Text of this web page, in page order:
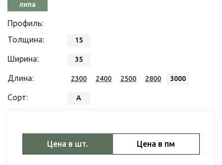
липа
Профиль:
Толщина:
15
Ширина: 35
Длина: 2300 2400 2500 2800 3000
Сорт: А
Цена в шт. Цена в пм